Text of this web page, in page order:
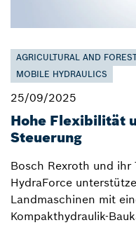
AGRICULTURAL AND
MOBILE HYDRAULICS
25/09/2025
Hohe Flexibilität
Steuerung
Bosch Rexroth und ihr
HydraForce
Landmaschinen mit
Kompakthydraulik-